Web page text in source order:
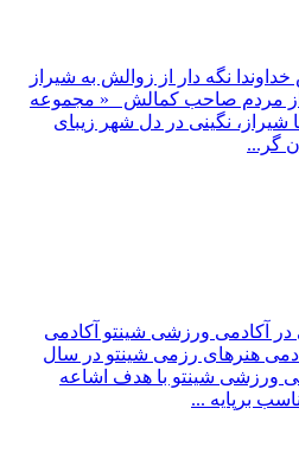
نگه دار از زوالش به شیراز
مردم صاحب کمالش ​ ​ « مجموعه
نگینی در دل شهر زیبای
گر...
آکادمی ورزشی شینتو آکادمی
هنرهای رزمی شینتو در سال
ورزشی شینتو با هدف اشاعه
برپایه ...